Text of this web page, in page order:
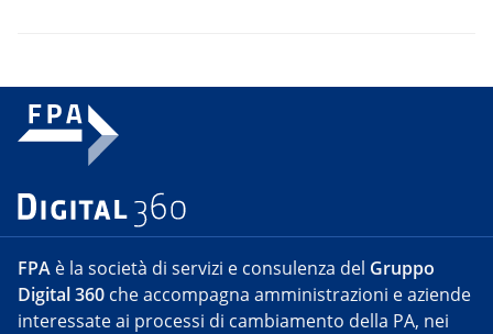
FPA è la società di servizi e consulenza del Gruppo
Digital 360 che accompagna amministrazioni e aziende
interessate ai processi di cambiamento della PA, nei